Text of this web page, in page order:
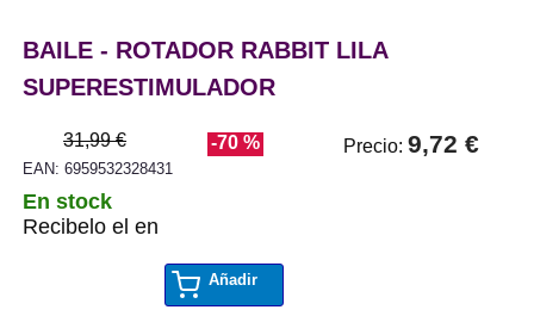
BAILE - ROTADOR RABBIT LILA
SUPERESTIMULADOR
Precio:9,72 €
-70 %
31,99 €
EAN: 6959532328431
En stock
Recibelo el en
Añadir